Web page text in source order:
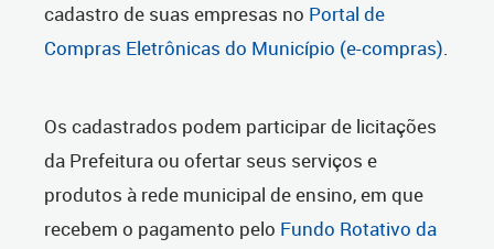
cadastro de suas empresas no Portal de
Compras Eletrônicas do Município (e-compras).
Os cadastrados podem participar de licitações
da Prefeitura ou ofertar seus serviços e
produtos à rede municipal de ensino, em que
recebem o pagamento pelo Fundo Rotativo da